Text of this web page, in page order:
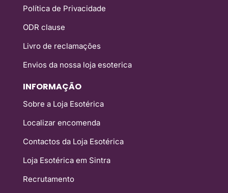
Política de Privacidade
ODR clause
Livro de reclamações
Envios da nossa loja esoterica
INFORMAÇÃO
Sobre a Loja Esotérica
Localizar encomenda
Contactos da Loja Esotérica
Loja Esotérica em Sintra
Recrutamento